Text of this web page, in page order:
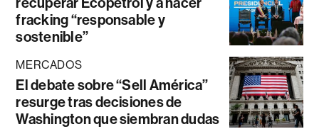
fracking “responsable y
sostenible”
MERCADOS
El debate sobre “Sell América”
resurge tras decisiones de
Washington que siembran dudas